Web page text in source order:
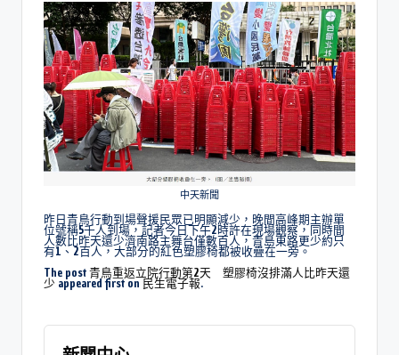
中天新聞
昨日青鳥行動到場聲援民眾已明顯減少，晚間高峰期主辦單
位號稱5千人到場，記者今日下午2時許在現場觀察，同時間
人數比昨天還少濟南路主舞台僅數百人，青島東路更少約只
有1、2百人，大部分的紅色塑膠椅都被收疊在一旁。
The post青鳥重返立院行動第2天 塑膠椅沒排滿人比昨天還
少 appeared first on 民生電子報.